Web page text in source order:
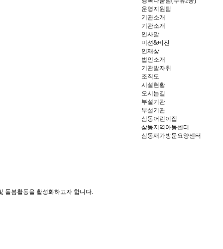
운영지원팀
기관소개
기관소개
인사말
미션&비전
인재상
법인소개
기관발자취
조직도
시설현황
오시는길
부설기관
부설기관
삼동어린이집
삼동지역아동센터
삼동재가방문요양센터
돌봄활동을 활성화하고자 합니다.